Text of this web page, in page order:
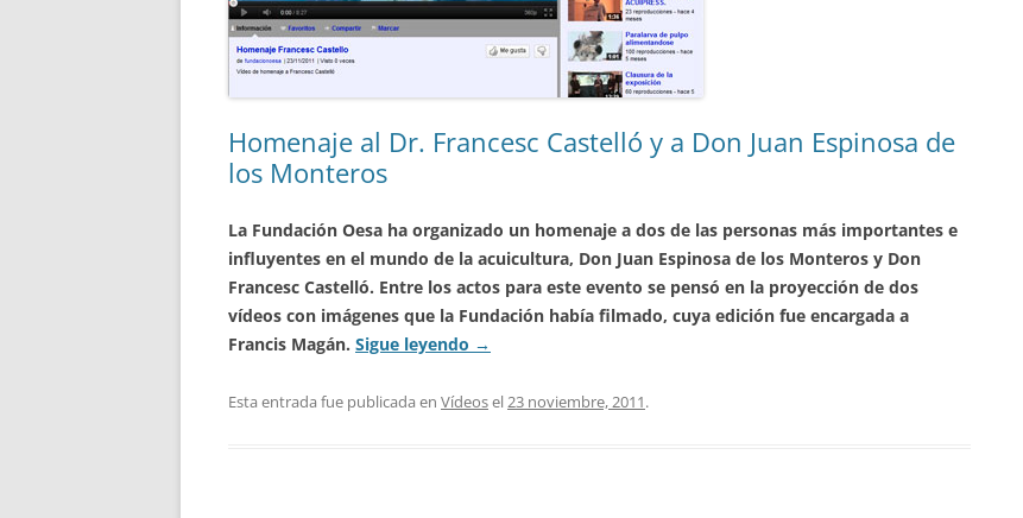
Homenaje al Dr. Francesc Castelló y a Don Juan Espinosa de
los Monteros
La Fundación Oesa ha organizado un homenaje a dos de las personas más importantes e
influyentes en el mundo de la acuicultura, Don Juan Espinosa de los Monteros y Don
Francesc Castelló. Entre los actos para este evento se pensó en la proyección de dos
vídeos con imágenes que la Fundación había filmado, cuya edición fue encargada a
Francis Magán. Sigue leyendo →
Esta entrada fue publicada en Vídeosel23 noviembre, 2011.